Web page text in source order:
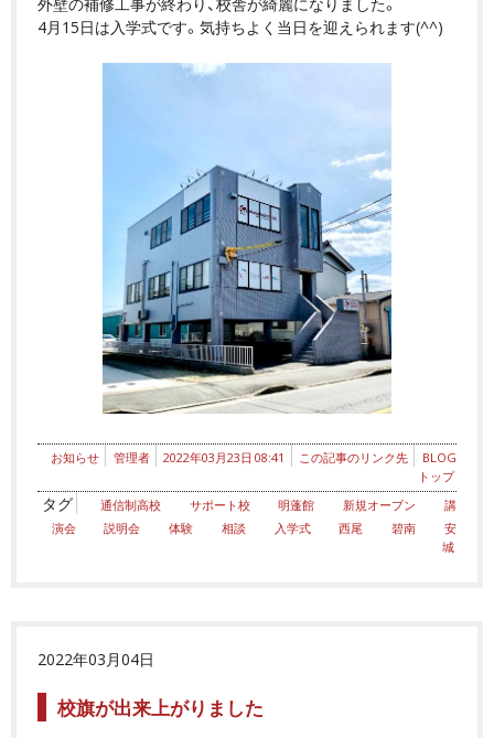
4月15日は入学式です。気持ちよく当日を迎えられます(^^)
お知らせ 管理者 2022年03月23日 08:41 この記事のリンク先
BLOG
トップ
タグ 通信制高校 サポート校 明蓬館 新規オープン
講
演会
説明会 体験 相談 入学式 西尾 碧南
安
城
2022年03月04日
校旗が出来上がりました